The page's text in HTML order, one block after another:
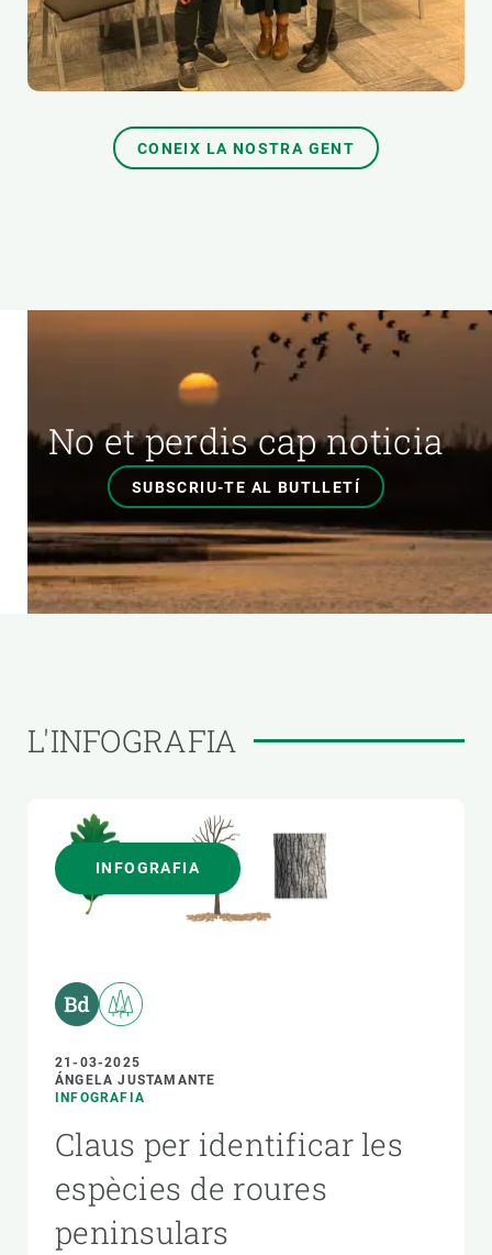
CONEIX LA NOSTRA GENT
No et perdis cap noticia
SUBSCRIU-TE AL BUTLLETÍ
L'INFOGRAFIA
INFOGRAFIA
21-03-2025
ÁNGELA JUSTAMANTE
INFOGRAFIA
Claus per identificar les
espècies de roures
peninsulars